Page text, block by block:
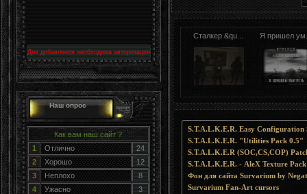
Для добавления необходима авторизация
Наш опрос
Как вам наш сайт ?
1
Отлично
24
2
Хорошо
12
3
Неплохо
8
4
Ужасно
3
Сталкер &qu... Я пришел
S.T.A.L.K.E.R. Easy Configuration
S.T.A.L.K.E.R. "Utilities Pack 0.5"
S.T.A.L.K.E.R (SOC,CS,COP)
S.T.A.L.K.E.R. - AleX Texture Pack
Фон для сайта Survarium by
Survarium Fan-Art cursors